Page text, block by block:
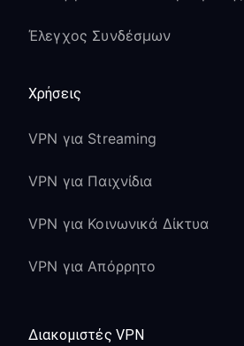
Έλεγχος Συνδέσμων
Χρήσεις
VPN για Streaming
VPN για Παιχνίδια
VPN για Κοινωνικά Δίκτυα
VPN για Απόρρητο
Διακομιστές VPN